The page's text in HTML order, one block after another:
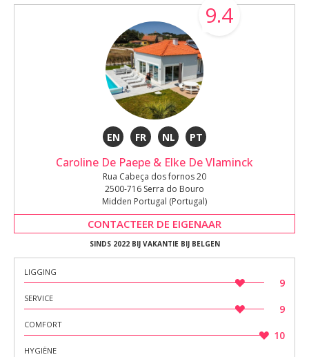
9.4
EN FR NL PT
Caroline De Paepe & Elke De Vlaminck
Rua Cabeça dos fornos 20
2500-716 Serra do Bouro
Midden Portugal (Portugal)
CONTACTEER DE EIGENAAR
SINDS 2022 BIJ VAKANTIE BIJ BELGEN
LIGGING
9
SERVICE
9
COMFORT
10
HYGIËNE